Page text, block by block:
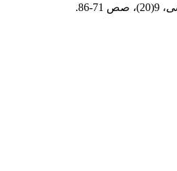
، 9(20)، صص 71‑86.